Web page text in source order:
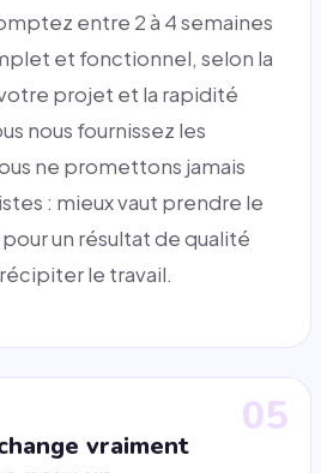
entre 2 à 4 semaines
et fonctionnel, selon la
projet et la rapidité
nous fournissez les
ne promettons jamais
: mieux vaut prendre le
un résultat de qualité
le travail.
05
vraiment